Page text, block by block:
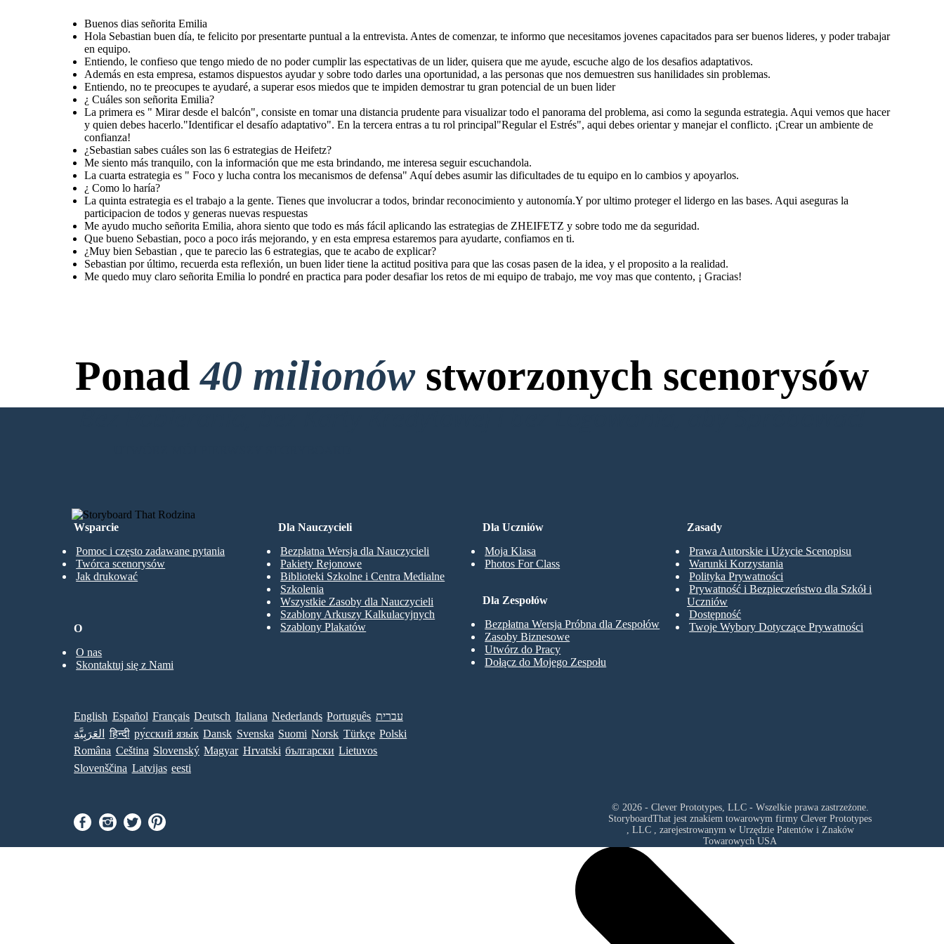
ayudarte, confiamos en
ti.
Sebastian por último, recuerda esta
reflexión, un buen lider tiene la actitud
positiva para que las cosas pasen de la idea,
y el proposito a la realidad.
Me quedo muy claro
señorita Emilia lo
pondré en practica para
poder desafiar los
retos de mi equipo de
trabajo, me voy mas
que contento,
¡ Gracias!
"Identificar el desafío
adaptativo". En la terceraentras a
tu rol principal "Regular elEstrés",
aqui debes orientar y manejar el
conflicto. ¡Crear un ambiente de
confianza!
Buenos dias señorita Emilia
Hola Sebastian buen día, te felicito por presentarte puntual a la entrevista. Antes de comenzar, te informo que necesitamos jovenes capacitados para ser buenos lideres, y poder trabajar
en equipo.
Entiendo, le confieso que tengo miedo de no poder cumplir las espectativas de un lider, quisera que me ayude, escuche algo de los desafios adaptativos.
Además en esta empresa, estamos dispuestos ayudar y sobre todo darles una oportunidad, a las personas que nos demuestren sus hanilidades sin problemas.
Entiendo, no te preocupes te ayudaré, a superar esos miedos que te impiden demostrar tu gran potencial de un buen lider
¿ Cuáles son señorita Emilia?
La primera es " Mirar desde el balcón", consiste en tomar una distancia prudente para visualizar todo el panorama del problema, asi como la segunda estrategia. Aqui vemos que hacer
y quien debes hacerlo."Identificar el desafío adaptativo". En la tercera entras a tu rol principal"Regular el Estrés", aqui debes orientar y manejar el conflicto. ¡Crear un ambiente de
confianza!
¿Sebastian sabes cuáles son las 6 estrategias de Heifetz?
Me siento más tranquilo, con la información que me esta brindando, me interesa seguir escuchandola.
La cuarta estrategia es " Foco y lucha contra los mecanismos de defensa" Aquí debes asumir las dificultades de tu equipo en lo cambios y apoyarlos.
¿ Como lo haría?
La quinta estrategia es el trabajo a la gente. Tienes que involucrar a todos, brindar reconocimiento y autonomía.Y por ultimo proteger el lidergo en las bases. Aqui aseguras la
participacion de todos y generas nuevas respuestas
Me ayudo mucho señorita Emilia, ahora siento que todo es más fácil aplicando las estrategias de ZHEIFETZ y sobre todo me da seguridad.
Que bueno Sebastian, poco a poco irás mejorando, y en esta empresa estaremos para ayudarte, confiamos en ti.
¿Muy bien Sebastian , que te parecio las 6 estrategias, que te acabo de explicar?
Sebastian por último, recuerda esta reflexión, un buen lider tiene la actitud positiva para que las cosas pasen de la idea, y el proposito a la realidad.
Me quedo muy claro señorita Emilia lo pondré en practica para poder desafiar los retos de mi equipo de trabajo, me voy mas que contento, ¡ Gracias!
Ponad40 milionówstworzonych scenorysów
Bez Pobierania, bez Karty Kredytowej i bez Logowania, aby Spróbować!
Wsparcie
Pomoc i często zadawane pytania
Twórca scenorysów
Jak drukować
Dla Uczniów
Moja Klasa
Photos For Class
Dla Nauczycieli
Bezpłatna Wersja dla Nauczycieli
Pakiety Rejonowe
Biblioteki Szkolne i Centra Medialne
Szkolenia
Wszystkie Zasoby dla Nauczycieli
Szablony Arkuszy Kalkulacyjnych
Szablony Plakatów
Dla Zespołów
Bezpłatna Wersja Próbna dla Zespołów
Zasoby Biznesowe
Utwórz do Pracy
Dołącz do Mojego Zespołu
O
O nas
Skontaktuj się z Nami
Zasady
Prawa Autorskie i Użycie Scenopisu
Warunki Korzystania
Polityka Prywatności
Prywatność i Bezpieczeństwo dla Szkół i
Uczniów
Dostępność
Twoje Wybory Dotyczące Prywatności
English Español Français Deutsch Italiana Nederlands Português עברית
العَرَبِيَّة
हिन्दी ру́сский язы́к Dansk Svenska Suomi Norsk Türkçe Polski
Româna Ceština Slovenský Magyar Hrvatski български Lietuvos
Slovenščina Latvijas eesti
© 2026 - Clever Prototypes, LLC - Wszelkie prawa zastrzeżone.
StoryboardThat jest znakiem towarowym firmy Clever Prototypes
, LLC, zarejestrowanym w Urzędzie Patentów i Znaków
Towarowych USA